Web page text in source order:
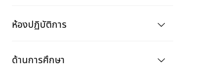
ห้องปฏิบัติการ
ด้านการศึกษา